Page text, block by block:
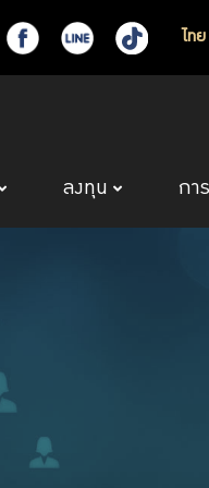
ไทย
ลงทุน กา